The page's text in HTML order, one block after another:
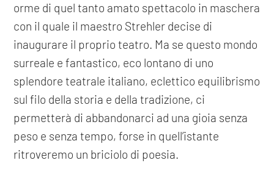
orme di quel tanto amato spettacolo in maschera
con il quale il maestro Strehler decise di
inaugurare il proprio teatro. Ma se questo mondo
surreale e fantastico, eco lontano di uno
splendore teatrale italiano, eclettico equilibrismo
sul filo della storia e della tradizione, ci
permetterà di abbandonarci ad una gioia senza
peso e senza tempo, forse in quell’istante
ritroveremo un briciolo di poesia.